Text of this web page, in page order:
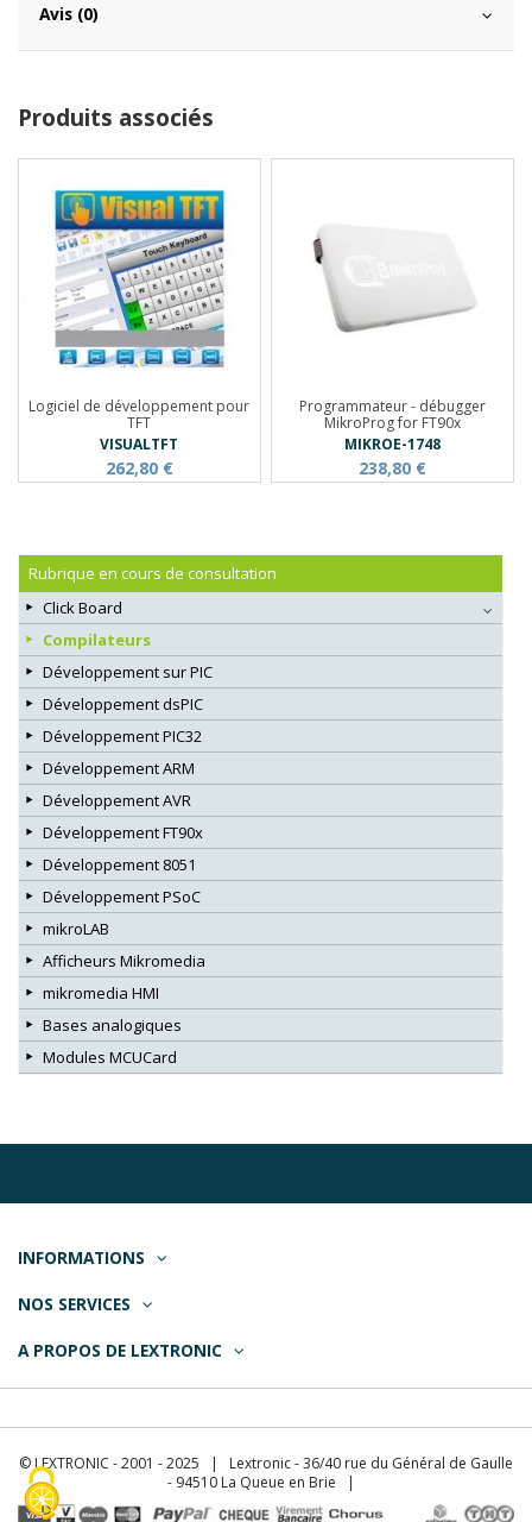
Avis (0)
Produits associés
Logiciel de développement pour
TFT
VISUALTFT
262,80 €
Programmateur - débugger
MikroProg for FT90x
MIKROE-1748
238,80 €
Rubrique en cours de consultation
Click Board
Compilateurs
Développement sur PIC
Développement dsPIC
Développement PIC32
Développement ARM
Développement AVR
Développement FT90x
Développement 8051
Développement PSoC
mikroLAB
Afficheurs Mikromedia
mikromedia HMI
Bases analogiques
Modules MCUCard
INFORMATIONS
NOS SERVICES
A PROPOS DE LEXTRONIC
© LEXTRONIC - 2001 - 2025 | Lextronic - 36/40 rue du Général de Gaulle
- 94510 La Queue en Brie |